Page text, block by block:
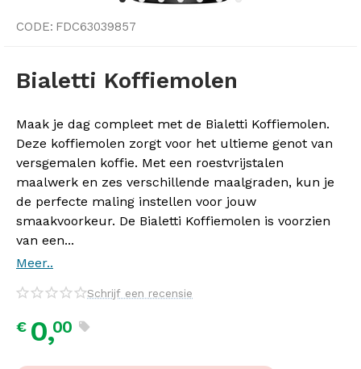
CODE: FDC63039857
Bialetti Koffiemolen
Maak je dag compleet met de Bialetti Koffiemolen.
Deze koffiemolen zorgt voor het ultieme genot van
versgemalen koffie. Met een roestvrijstalen
maalwerk en zes verschillende maalgraden, kun je
de perfecte maling instellen voor jouw
smaakvoorkeur. De Bialetti Koffiemolen is voorzien
van een...
Meer..
Schrijf een recensie
€ 0,00